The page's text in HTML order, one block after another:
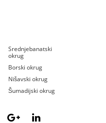
Srednjebanatski
okrug
Borski okrug
Nišavski okrug
Šumadijski okrug